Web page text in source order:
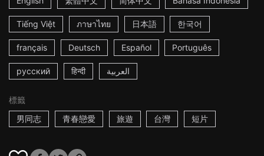
Tiếng Việt ภาษาไทย 日本語 한국어
français Deutsch Español Português
русский हिन्दी العربية
標籤
男同志
青春戀愛 旅遊 台灣 短片